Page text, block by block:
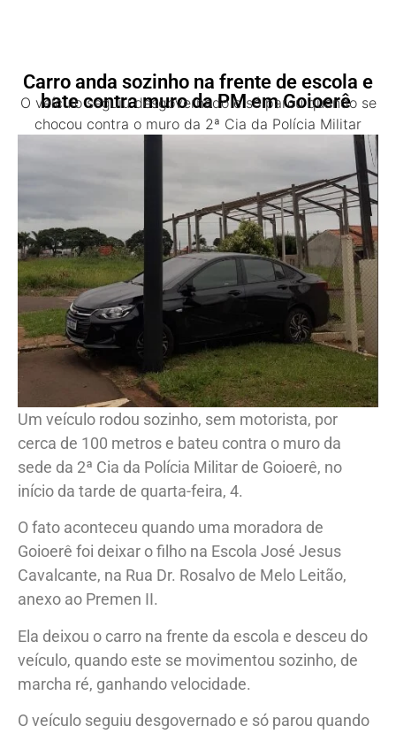
Carro anda sozinho na frente de escola e
bate contra muro da PM em Goioerê
O veículo seguiu desgovernado e só parou quando se
chocou contra o muro da 2ª Cia da Polícia Militar
Um veículo rodou sozinho, sem motorista, por
cerca de 100 metros e bateu contra o muro da
sede da 2ª Cia da Polícia Militar de Goioerê, no
início da tarde de quarta-feira, 4.
O fato aconteceu quando uma moradora de
Goioerê foi deixar o filho na Escola José Jesus
Cavalcante, na Rua Dr. Rosalvo de Melo Leitão,
anexo ao Premen II.
Ela deixou o carro na frente da escola e desceu do
veículo, quando este se movimentou sozinho, de
marcha ré, ganhando velocidade.
O veículo seguiu desgovernado e só parou quando